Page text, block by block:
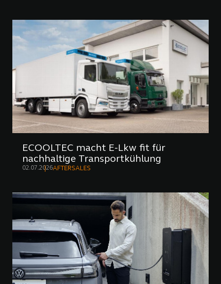
ECOOLTEC macht E-Lkw fit für
nachhaltige Transportkühlung
02.07.2026AFTERSALES